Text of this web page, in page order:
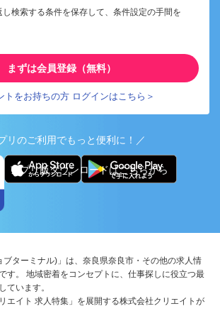
し検索する条件を保存して、条件設定の手間を
まずは会員登録（無料）
トをお持ちの方 ログインはこちら＞
リのご利用でもっと便利に！／
アプリ版ダウンロードはこちらから
ブターミナル)」は、奈良県奈良市・その他の求人情
す。 地域密着をコンセプトに、仕事探しに役立つ最
ています。
エイト 求人特集」を展開する株式会社クリエイトが